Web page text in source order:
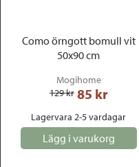
Como örngott bomull vit
50x90 cm
Mogihome
129 kr 85 kr
Lagervara 2-5 vardagar
Lägg i varukorg